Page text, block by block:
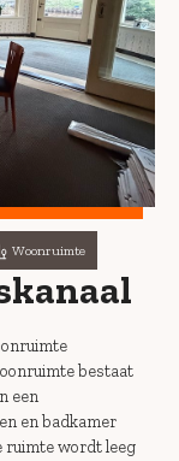
Woonruimte
bestaat
een
en badkamer
ruimte wordt leeg